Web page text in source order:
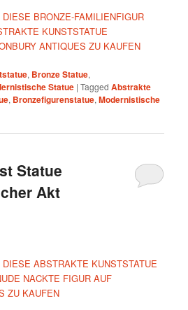
BRONZE-FAMILIENFIGUR
KUNSTSTATUE
ANTIQUES ZU KAUFEN
, Bronze Statue,
Statue |Tagged Abstrakte
, Bronzefigurenstatue,Modernistische
Statue
Akt
ABSTRAKTE KUNSTSTATUE
NACKTE FIGUR AUF
ZU KAUFEN